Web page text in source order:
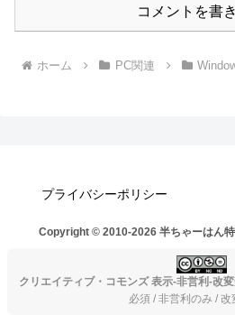
コメントを書
ホーム PC関連
プライバシーポリシー
Copyright © 2010-2026 半ちゃーはん
クリエイティブ・コモンズ 表示-非営利-改
必須 / 非営利のみ / 改